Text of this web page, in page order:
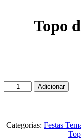
Topo
Quantidade
de
Bolo
em
Adicionar
Categorias: Festas